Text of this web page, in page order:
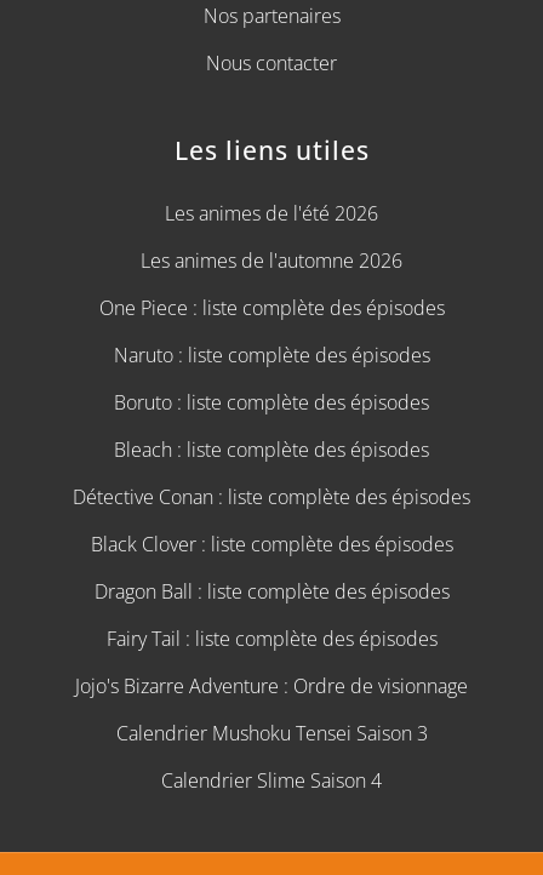
Nos partenaires
Nous contacter
Les liens utiles
Les animes de l'été 2026
Les animes de l'automne 2026
One Piece : liste complète des épisodes
Naruto : liste complète des épisodes
Boruto : liste complète des épisodes
Bleach : liste complète des épisodes
Détective Conan : liste complète des épisodes
Black Clover : liste complète des épisodes
Dragon Ball : liste complète des épisodes
Fairy Tail : liste complète des épisodes
Jojo's Bizarre Adventure : Ordre de visionnage
Calendrier Mushoku Tensei Saison 3
Calendrier Slime Saison 4